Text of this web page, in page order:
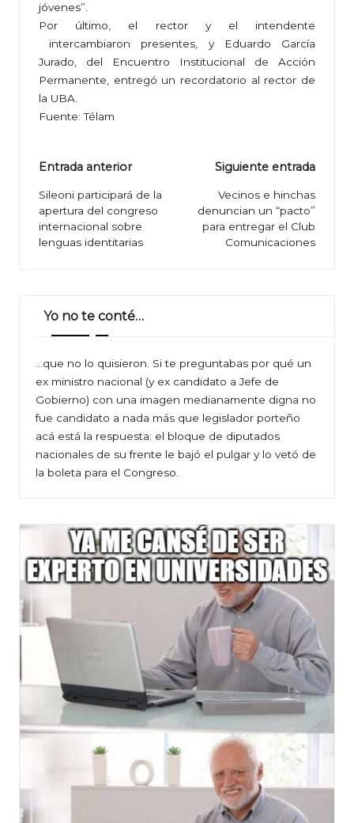
jóvenes”.
Por último, el rector y el intendente
intercambiaron presentes, y Eduardo García
Jurado, del Encuentro Institucional de Acción
Permanente, entregó un recordatorio al rector de
la UBA.
Fuente: Télam
Navegación
de
entradas
Entrada anterior
Sileoni participará de la
apertura del congreso
internacional sobre
lenguas identitarias
Siguiente entrada
Vecinos e hinchas
denuncian un “pacto”
para entregar el Club
Comunicaciones
Yo no te conté…
…que no lo quisieron. Si te preguntabas por qué un
ex ministro nacional (y ex candidato a Jefe de
Gobierno) con una imagen medianamente digna no
fue candidato a nada más que legislador porteño
acá está la respuesta: el bloque de diputados
nacionales de su frente le bajó el pulgar y lo vetó de
la boleta para el Congreso.